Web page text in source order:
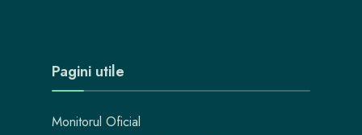
Pagini utile
Monitorul Oficial